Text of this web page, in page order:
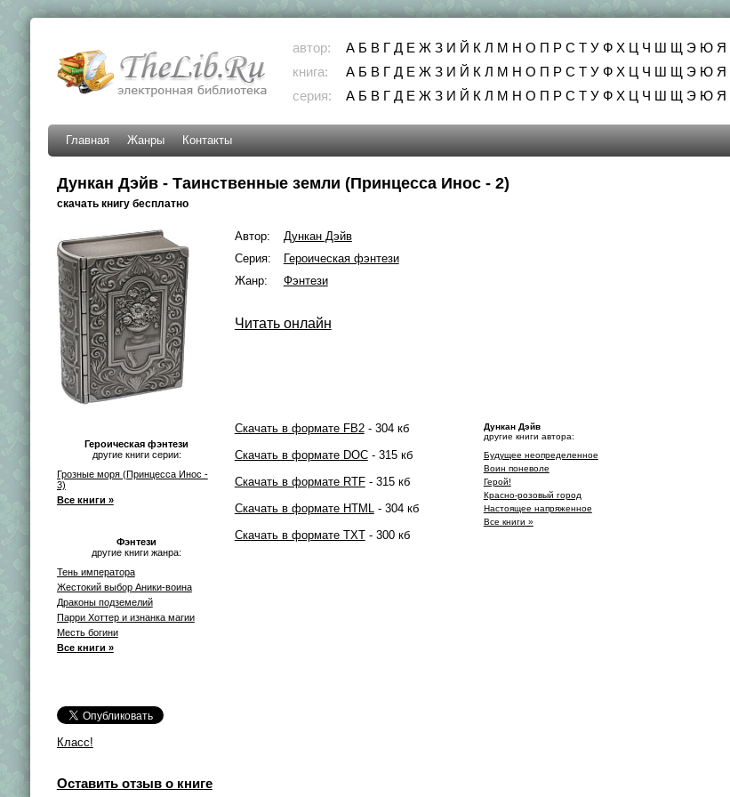
автор: А Б В Г Д Е Ж З И Й К Л М Н О П Р С Т У Ф Х Ц Ч Ш Щ Э Ю Я
книга:
А Б В Г Д Е Ж З И Й К Л М Н О П Р С Т У Ф Х Ц Ч Ш Щ Э Ю Я
серия:
А Б В Г Д Е Ж З И Й К Л М Н О П Р С Т У Ф Х Ц Ч Ш Щ Э Ю Я
Главная Жанры Контакты
Дункан Дэйв - Таинственные земли (Принцесса Инос - 2)
скачать книгу бесплатно
Героическая фэнтези
другие книги серии:
Грозные моря (Принцесса Инос -
3)
Все книги »
Фэнтези
другие книги жанра:
Тень императора
Жестокий выбор Аники-воина
Драконы подземелий
Парри Хоттер и изнанка магии
Месть богини
Все книги »
Класс!
Автор:
Дункан Дэйв
Серия:
Героическая фэнтези
Жанр:
Фэнтези
Читать онлайн
Скачать в формате FB2- 304 кб
Скачать в формате DOC- 315 кб
Скачать в формате RTF- 315 кб
Скачать в формате HTML- 304 кб
Скачать в формате TXT- 300 кб
Дункан Дэйв
другие книги автора:
Будущее неопределенное
Воин поневоле
Герой!
Красно-розовый город
Настоящее напряженное
Все книги »
Оставить отзыв о книге